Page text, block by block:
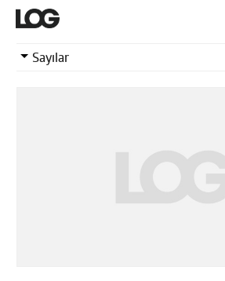
Sayılar